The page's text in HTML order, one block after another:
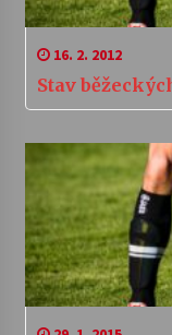
16. 2. 2012
Stav